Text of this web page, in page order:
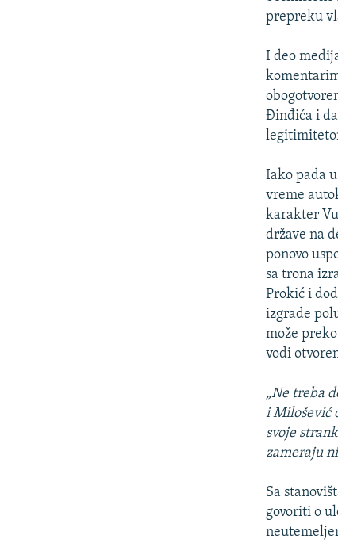
prepreku
I deo
Đinđića i
Iako pada
vreme
karakter
države na
ponovo
sa trona
Prokić i
izgrade
može
vodi
„Ne treba
i Milošević
svoje
zameraju
Sa
govoriti o